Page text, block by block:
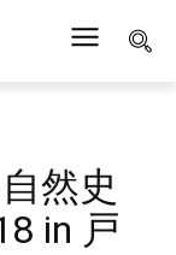
然史
in 戸